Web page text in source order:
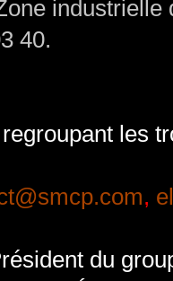
industrielle
40.
regroupant les
,
du